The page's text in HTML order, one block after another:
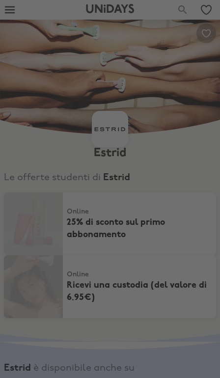
UNiDAYS
Estrid
Le offerte studenti di Estrid
Online
25% di sconto sul primo
abbonamento
Online
Ricevi una custodia (del valore di
6.95€)
Estrid è disponibile anche su